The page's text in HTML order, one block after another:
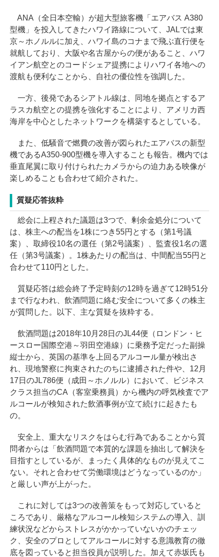
ANA（全日本空輸）が超大型旅客機「エアバス A380
型機」を投入してきたハワイ路線について、JALでは東
京～ホノルルに加え、ハワイ島のコナまで飛ぶ直行便を
就航しており、大阪や名古屋からの便があること、ハワ
イアン航空とのコードシェア提携によりハワイ各地への
渡航も便利なことから、自社の優位性を強調した。
一方、後発であるシアトル線は、同地を拠点とするア
ラスカ航空との提携を強化することにより、アメリカ西
海岸を中心としたネットワークを構築するとしている。
また、低騒音で燃費の改善が図られたエアバスの新型
機であるA350-900型機を導入することも報告。機内では
垂直尾翼に取り付けられたカメラからの迫力ある映像が
楽しめることも合わせて紹介された。
質疑応答抜粋
総会に上程された議題は3つで、剰余金処分について
は、株主への配当を1株につき55円とする（第1号議
案）、取締役10名の選任（第2号議案）、監査役1名の選
任（第3号議案）。1株あたりの配当は、中間配当55円と
合わせて110円とした。
質疑応答は総会終了予定時刻の12時を過ぎて12時51分
まで行なわれ、飲酒問題に絡む安全について多くの株主
が質問した。以下、主な質疑を抜粋する。
飲酒問題は2018年10月28日のJL44便（ロンドン・ヒ
ースロー国際空港～羽田空港線）に乗務予定だった副操
縦士から、英国の基準を上回るアルコール量が検出さ
れ、現地警察に拘束されたのちに逮捕された件や、12月
17日のJL786便（成田～ホノルル）において、ビジネス
クラス担当のCA（客室乗務員）から機内の呼気検査でア
ルコールが検知された飲酒事例が立て続けに起きたも
の。
安全上、重大なリスクをはらむ行為であることから質
問者からは「飲酒問題で本質的な課題を抽出して解決を
目指すとしているが、まったく具体的なものが見えてこ
ない。それと合わせて労働環境はどうなっているのか」
と厳しい声が上がった。
これに対しては3つの改善策をもって対応していると
ころであり、厳格なアルコール検知システムの導入、訓
練状況などからストレスがかかっていないかのチェッ
ク、安全のプロとしてアルコールに対する意識教育の徹
底を図っていると担当役員が説明した。加えて赤坂氏も